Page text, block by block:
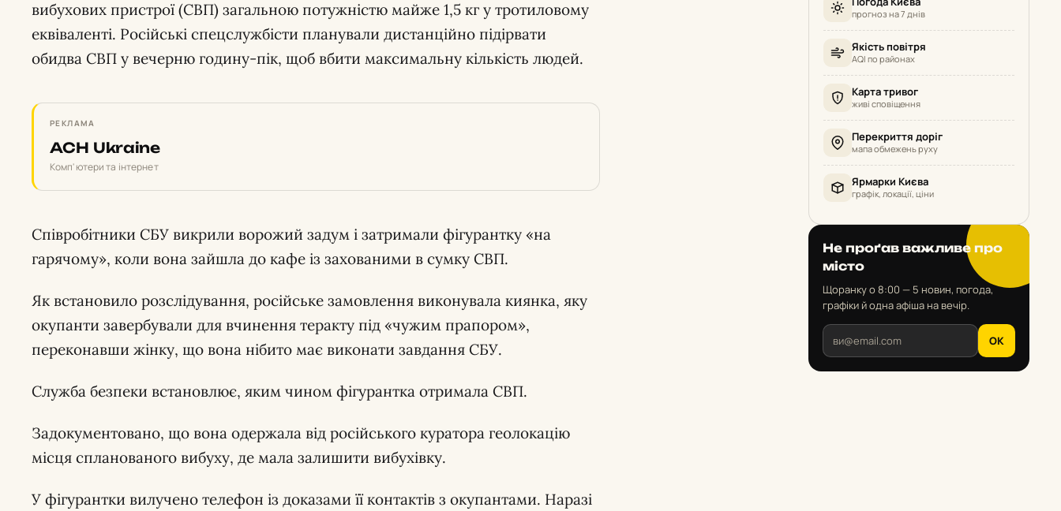
вибухових пристрої (СВП) загальною потужністю майже 1,5 кг у тротиловому
еквіваленті. Російські спецслужбісти планували дистанційно підірвати
обидва СВП у вечерню годину-пік, щоб вбити максимальну кількість людей.
РЕКЛАМА
ACH Ukraine
Комп'ютери та інтернет
Співробітники СБУ викрили ворожий задум і затримали фігурантку «на
гарячому», коли вона зайшла до кафе із захованими в сумку СВП.
Як встановило розслідування, російське замовлення виконувала киянка, яку
окупанти завербували для вчинення теракту під «чужим прапором»,
переконавши жінку, що вона нібито має виконати завдання СБУ.
Служба безпеки встановлює, яким чином фігурантка отримала СВП.
Задокументовано, що вона одержала від російського куратора геолокацію
місця спланованого вибуху, де мала залишити вибухівку.
У фігурантки вилучено телефон із доказами її контактів з окупантами. Наразі
прогноз на 7 днів
Якість повітря
AQI по районах
Карта тривог
живі сповіщення
Перекриття доріг
мапа обмежень руху
Ярмарки Києва
графік, локації, ціни
Не проґав важливе про
місто
Щоранку о 8:00 — 5 новин, погода,
графіки й одна афіша на вечір.
OK